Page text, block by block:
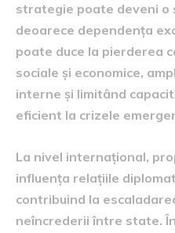
strategie poate deveni o
deoarece dependența
poate duce la pierderea
sociale și economice,
interne și limitând
eficient la crizele
La nivel internațional,
influența relațiile
contribuind la
neîncrederii între state.